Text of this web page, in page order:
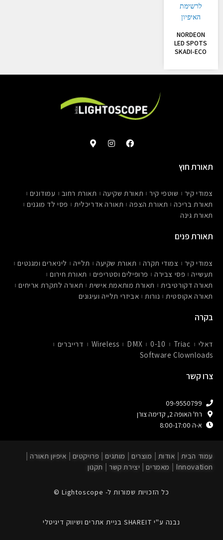
לרשימת
האיפיון
NORDEON
LED SPOTS
SKADI-ECO
F
a
k
I
n
a
m
M
a
k
e
תאורת חוץ
צמודי קיר שוטפי קיר תאורת שקיעה תאורת רחוב
עמודונים
תאורת בריכה
תאורת הצפה תאורה אדריכלית
פסי לד מוגנים
תאורת גינה
תאורת פנים
צמודי קיר צמודי תקרה תאורת שקיעה תלייה
ליניארים ומגנטים
תעשייה
פסי צבירה פרופילים וסטריפים
תאורת חירום
תאורה דקורטיבית
תאורת מותאמת אישית
תאורה לתקרת אריחים
תאורה אקוסטית
נורות אביזרי תלייה ועיגונים
בקרה
דאלי Triac
0-10
DMX
Wireless
דרייברים
Software Clownloads
צרו קשר
09-9550799
רח' האופה 2, קדימה צורן
א-ה 8:00-17:00
עמוד הבית אודות מוצרים מותגים פרויקטים
איפיון תאורה
Innovation
מאמרים יצירת קשר תקנון
כל הזכויות שמורות ל- Lightoscope ©
נבנה ע"י SHAREIT בניית אתרים ושיווק דיגיטלי